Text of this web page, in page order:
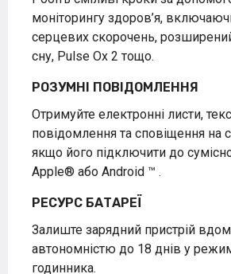
моніторингу здоров’я,
серцевих скорочень,
сну, Pulse Ox 2 тощо.
РОЗУМНІ ПОВІДОМЛЕННЯ
Отримуйте електронні листи,
повідомлення та сповіщення на
якщо його підключити до
Apple® або Android ™ .
РЕСУРС БАТАРЕЇ
Залиште зарядний пристрій
автономністю до 18 днів у
годинника.